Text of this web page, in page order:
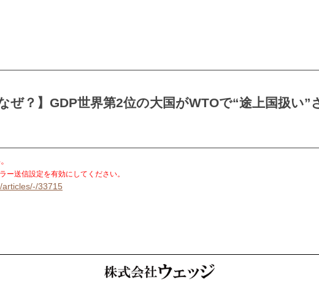
ぜ？】GDP世界第2位の大国がWTOで“途上国扱い”
ー送信設定を有効にしてください。
articles/-/33715